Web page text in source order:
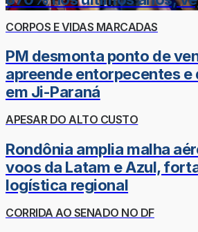
CORPOS E VIDAS MARCADAS
PM desmonta ponto de
apreende entorpecentes e
em Ji-Paraná
APESAR DO ALTO CUSTO
Rondônia amplia malha
voos da Latam e Azul,
logística regional
CORRIDA AO SENADO NO DF